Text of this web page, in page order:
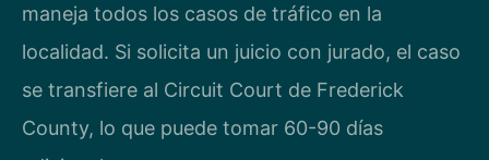
maneja todos los casos de tráfico en la
localidad. Si solicita un juicio con jurado, el caso
se transfiere al Circuit Court de Frederick
County, lo que puede tomar 60-90 días